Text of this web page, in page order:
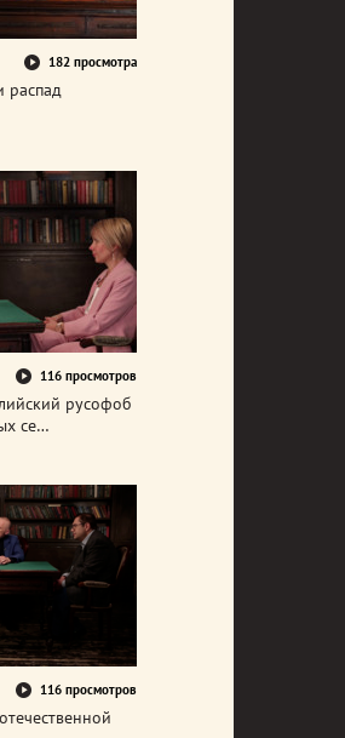
182 просмотра
распад
116 просмотров
русофоб
се…
116 просмотров